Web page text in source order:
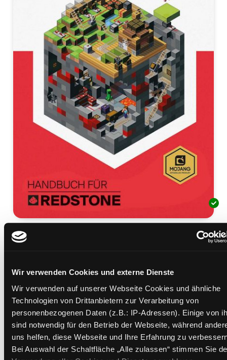
Wir verwenden Cookies und externe Dienste
Wir verwenden auf unserer Webseite Cookies und ähnliche
Technologien von Drittanbietern zur Verarbeitung von
personenbezogenen Daten (z.B.: IP-Adressen). Einige von
sind notwendig für den Betrieb der Webseite, während
uns helfen, diese Webseite und Ihre Erfahrung zu
Bei Auswahl der Schaltfläche „Alle zulassen“ stimmen Sie
Handbuch für Redstone
Beschreibung ein-/ausblenden
Mehr Informationen ein-/ausblenden
Exemplare